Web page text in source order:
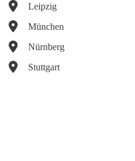
Leipzig
München
Nürnberg
Stuttgart